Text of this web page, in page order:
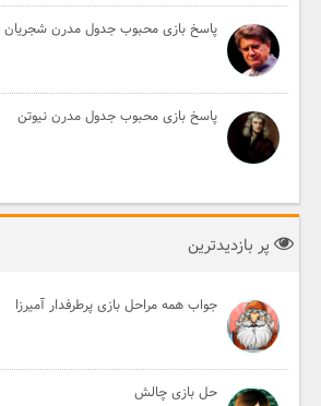
پاسخ بازی محبوب جدول مدرن شجریان
پاسخ بازی محبوب جدول مدرن نیوتن
پر بازدیدترین
جواب همه مراحل بازی پرطرفدار آمیرزا
حل بازی چالش